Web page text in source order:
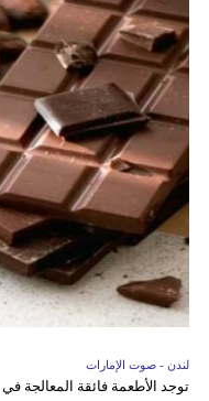
لندن - صوت الإمارات
توجد الأطعمة فائقة المعالجة